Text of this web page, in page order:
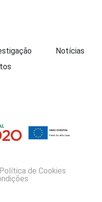
Apresentação
Notícias
Política de Cookies